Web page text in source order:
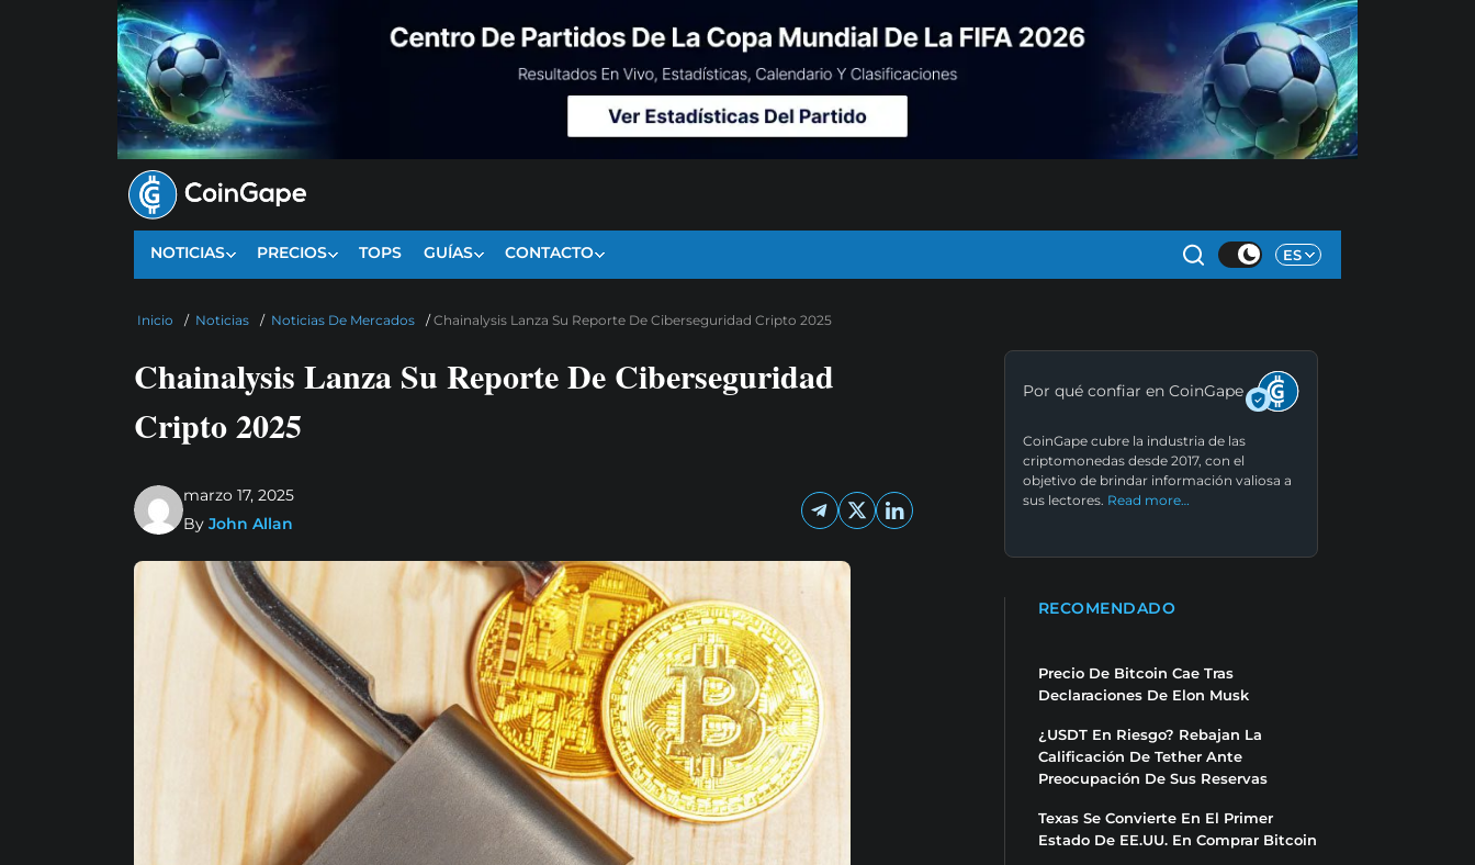
NOTICIAS PRECIOS TOPS GUÍAS CONTACTO ES
Inicio / Noticias / Noticias De Mercados /Chainalysis Lanza Su Reporte De Ciberseguridad Cripto 2025
Chainalysis Lanza Su Reporte De Ciberseguridad
Cripto 2025
marzo 17, 2025
By John Allan
Por qué confiar en CoinGape
CoinGape cubre la industria de las
criptomonedas desde 2017, con el
objetivo de brindar información valiosa a
sus lectores. Read more…
RECOMENDADO
Precio De Bitcoin Cae Tras
Declaraciones De Elon Musk
¿USDT En Riesgo? Rebajan La
Calificación De Tether Ante
Preocupación De Sus Reservas
Texas Se Convierte En El Primer
Estado De EE.UU. En Comprar Bitcoin